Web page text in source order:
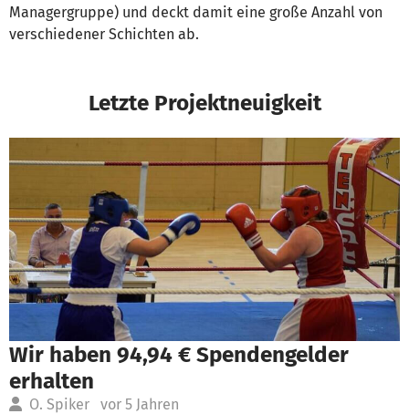
Managergruppe) und deckt damit eine große Anzahl von
verschiedener Schichten ab.
Letzte Projektneuigkeit
Wir haben 94,94 € Spendengelder
erhalten
O. Spiker vor 5 Jahren